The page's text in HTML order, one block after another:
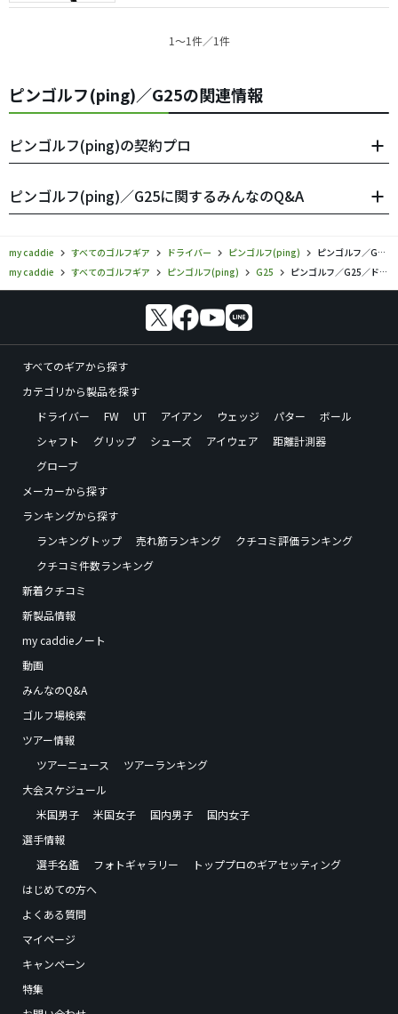
1〜1件／1件
ピンゴルフ(ping)／G25の関連情報
ピンゴルフ(ping)の契約プロ
ピンゴルフ(ping)／G25に関するみんなのQ&A
my caddie すべてのゴルフギア ドライバー ピンゴルフ(ping)
ピンゴルフ／G25／ドライバーの口コミ評価
my caddie
すべてのゴルフギア ピンゴルフ(ping) G25 ピンゴルフ／G25／ドライバーの口コミ評価
すべてのギアから探す
カテゴリから製品を探す
ドライバー
FW UT アイアン ウェッジ パター
ボール
シャフト
グリップ シューズ アイウェア
距離計測器
グローブ
メーカーから探す
ランキングから探す
ランキングトップ
売れ筋ランキング
クチコミ評価ランキング
クチコミ件数ランキング
新着クチコミ
新製品情報
my caddieノート
動画
みんなのQ&A
ゴルフ場検索
ツアー情報
ツアーニュース
ツアーランキング
大会スケジュール
米国男子
米国女子 国内男子
国内女子
選手情報
選手名鑑
フォトギャラリー
トッププロのギアセッティング
はじめての方へ
よくある質問
マイページ
キャンペーン
特集